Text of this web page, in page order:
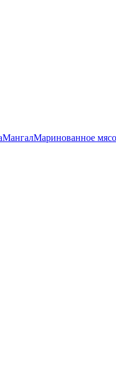
МангалМаринованное мясо